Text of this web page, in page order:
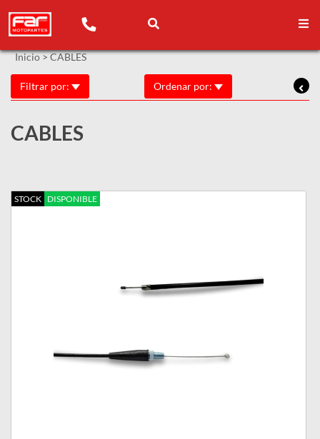
Inicio>CABLES
Filtrar por: Ordenar por:
CABLES
STOCK DISPONIBLE